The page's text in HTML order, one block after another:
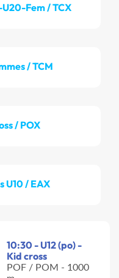
Fem / TCX
/ TCM
/ POX
U10 / EAX
10:30 - U12 (po) -
Kid cross
POF / POM - 1000